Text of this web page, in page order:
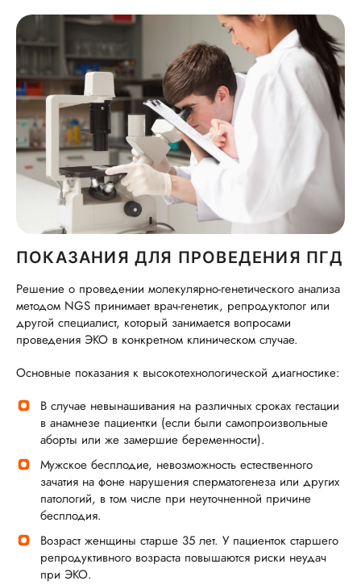
ПОКАЗАНИЯ ДЛЯ ПРОВЕДЕНИЯ ПГД
Решение о проведении молекулярно-генетического анализа
методом NGS принимает врач-генетик, репродуктолог или
другой специалист, который занимается вопросами
проведения ЭКО в конкретном клиническом случае.
Основные показания к высокотехнологической диагностике:
В случае невынашивания на различных сроках гестации
в анамнезе пациентки (если были самопроизвольные
аборты или же замершие беременности).
Мужское бесплодие, невозможность естественного
зачатия на фоне нарушения сперматогенеза или других
патологий, в том числе при неуточненной причине
бесплодия.
Возраст женщины старше 35 лет. У пациенток старшего
репродуктивного возраста повышаются риски неудач
при ЭКО.